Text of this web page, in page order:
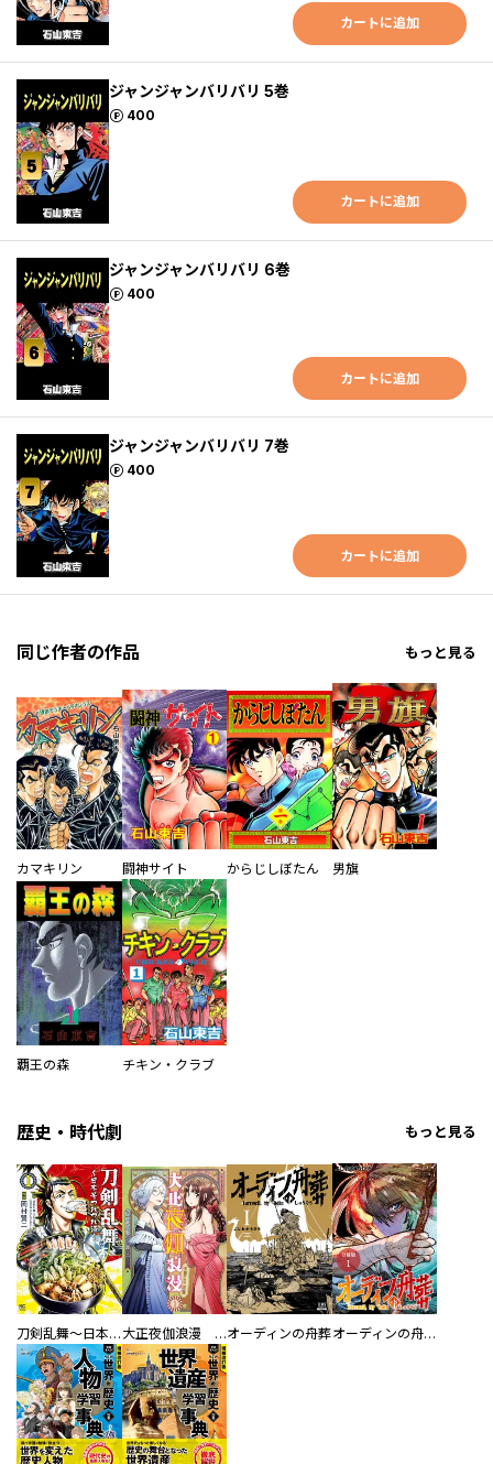
カートに追加
ジャンジャンバリバリ 5巻
400
ポイント
カートに追加
ジャンジャンバリバリ 6巻
400
ポイント
カートに追加
ジャンジャンバリバリ 7巻
400
ポイント
カートに追加
同じ作者の作品 もっと見る
カマキリン 闘神サイト からじしぼたん 男旗
覇王の森 チキン・クラブ
歴史・時代劇 もっと見る
刀剣乱舞～日本号つれづれ酒～ 大正夜伽浪漫 －金曜日の花嫁—オーディンの舟葬 オーディンの舟葬 分冊版